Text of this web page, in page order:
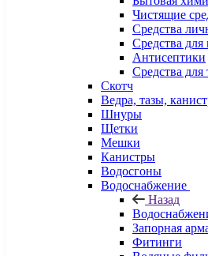
Чистящие
Средства
Средства
Антисептики
Средства для
Скотч
Ведра, тазы,
Шнуры
Щетки
Мешки
Канистры
Водосгоны
Водоснабжение
Назад
Запорная
Фитинги